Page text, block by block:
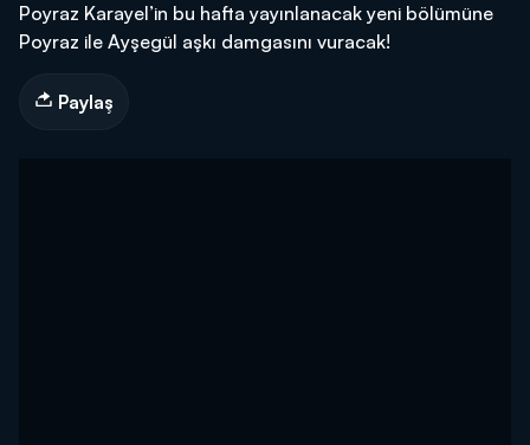
Poyraz Karayel’in bu hafta yayınlanacak yeni bölümüne
Poyraz ile Ayşegül aşkı damgasını vuracak!
Paylaş